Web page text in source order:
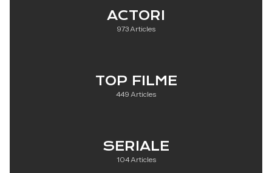
ACTORI
973 Articles
TOP FILME
449 Articles
SERIALE
104 Articles